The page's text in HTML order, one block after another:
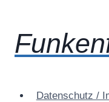
springen
Datenschutz /